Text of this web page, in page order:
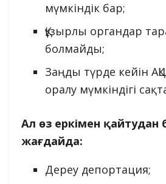
мүмкіндік бар;
Құзырлы органдар
болмайды;
Заңды түрде кейін
оралу мүмкіндігі
Ал өз еркімен қайтудан
жағдайда:
Дереу депортация;